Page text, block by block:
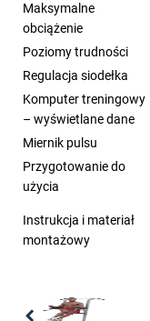
Maksymalne
obciążenie
Poziomy trudności
Regulacja siodełka
Komputer treningowy
– wyświetlane dane
Miernik pulsu
Przygotowanie do
użycia
Instrukcja i materiał
montażowy